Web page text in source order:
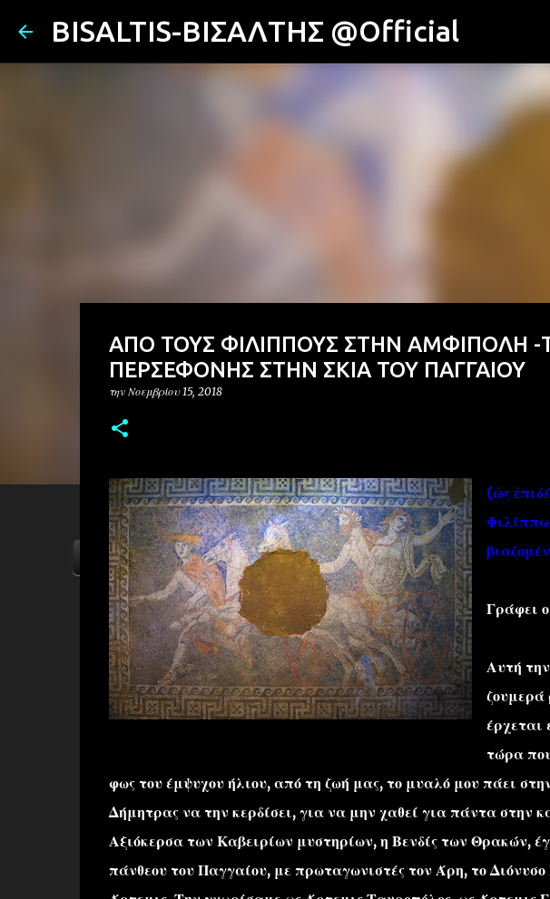
BISALTIS-ΒΙΣΑΛΤΗΣ @Official
ΑΡΧΙΚΗ YOUTUBE FACEBOOK ''ΜΑΓΕΜΕΝΕΣ'' /
ΑΠΟ ΤΟΥΣ ΦΙΛΙΠΠΟΥΣ ΣΤΗΝ ΑΜΦΙΠΟΛΗ -
ΠΕΡΣΕΦΟΝΗΣ ΣΤΗΝ ΣΚΙΑ ΤΟΥ ΠΑΓΓΑΙΟΥ
την Νοεμβρίου 15, 2018
(ὡς
Γράφει
Αυτή
ζουμερά
έρχεται
τώρα
φως του έμψυχου ήλιου, από τη ζωή μας, το μυαλό μου πάει
Δήμητρας να την κερδίσει, για να μην χαθεί για πάντα στην
Αξιόκερσα των Καβειρίων μυστηρίων, η Βενδίς των Θρακών,
πάνθεου του Παγγαίου, με πρωταγωνιστές τον Άρη, το